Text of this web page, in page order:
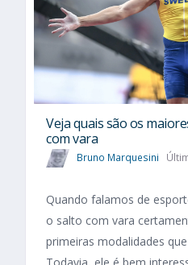
Veja quais são os
com vara
Bruno Marquesini
Quando falamos de
o salto com vara
primeiras modalidades